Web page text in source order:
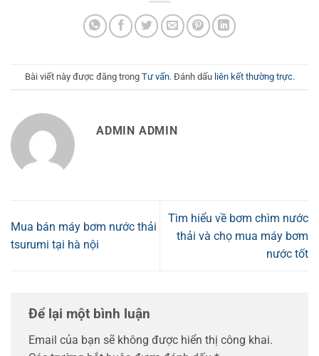
Bài viết này được đăng trong Tư vấn. Đánh dấu liên kết thường trực.
ADMIN ADMIN
Mua bán máy bơm nước thải
tsurumi tại hà nội
Tìm hiểu về bơm chìm nước
thải và chọ mua máy bơm
nước tốt
Để lại một bình luận
Email của bạn sẽ không được hiển thị công khai.